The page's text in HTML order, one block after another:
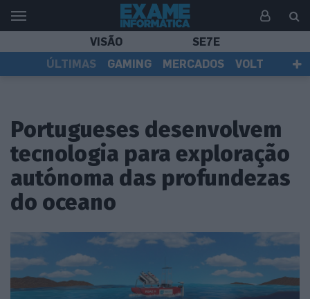
VISÃO
SE7E
ÚLTIMAS
GAMING MERCADOS
VOLT
Portugueses desenvolvem
tecnologia para exploração
autónoma das profundezas
do oceano